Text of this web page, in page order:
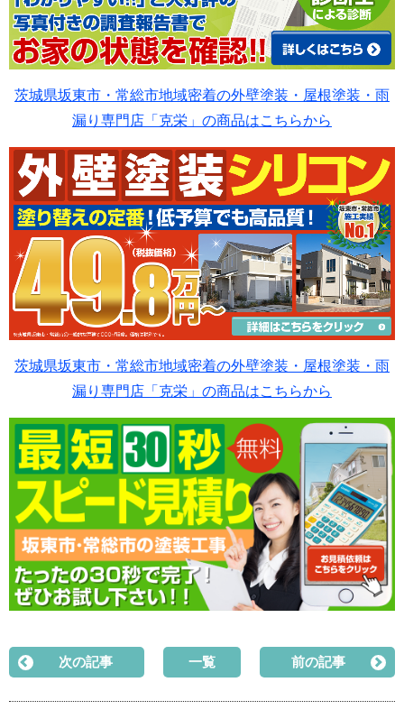
茨城県坂東市・常総市地域密着の外壁塗装・屋根塗装・雨
漏り専門店「克栄」の商品はこちらから
茨城県坂東市・常総市地域密着の外壁塗装・屋根塗装・雨
漏り専門店「克栄」の商品はこちらから
次の記事 一覧 前の記事